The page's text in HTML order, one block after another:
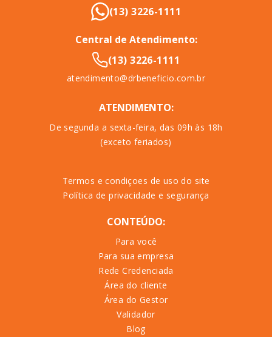
(13) 3226-1111
Central de Atendimento:
(13) 3226-1111
atendimento@drbeneficio.com.br
ATENDIMENTO:
De segunda a sexta-feira, das 09h às 18h
(exceto feriados)
Termos e condiçoes de uso do site
Política de privacidade e segurança
CONTEÚDO:
Para você
Para sua empresa
Rede Credenciada
Área do cliente
Área do Gestor
Validador
Blog